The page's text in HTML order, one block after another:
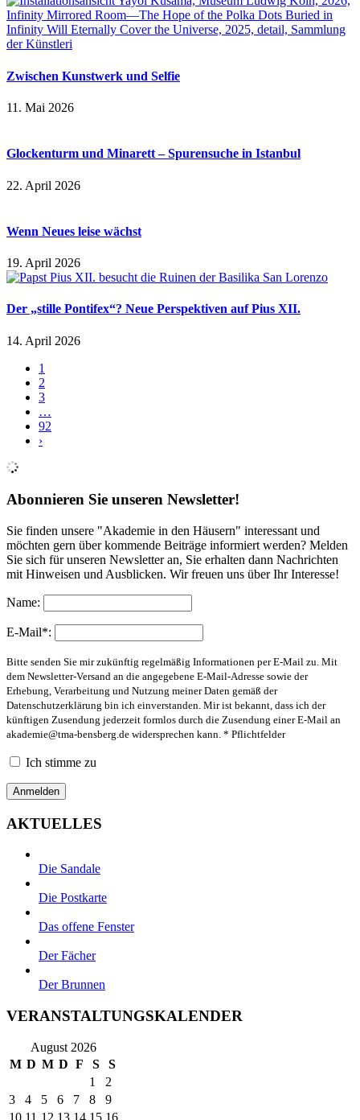
Zwischen Kunstwerk und Selfie
11. Mai 2026
Glockenturm und Minarett – Spurensuche in Istanbul
22. April 2026
Wenn Neues leise wächst
19. April 2026
Der „stille Pontifex“? Neue Perspektiven auf Pius XII.
14. April 2026
1
2
3
…
92
›
Abonnieren Sie unseren Newsletter!
Sie finden unsere "Akademie in den Häusern" interessant und
möchten gern über kommende Beiträge informiert werden? Melden
Sie sich für unseren Newsletter an, Sie erhalten dann Nachrichten
mit Hinweisen und Ausblicken. Wir freuen uns über Ihr Interesse!
Name:
E-Mail*:
Bitte senden Sie mir zukünftig regelmäßig Informationen per E-Mail zu. Mit
dem Newsletter-Versand an die angegebene E-Mail-Adresse sowie der
Erhebung, Verarbeitung und Nutzung meiner Daten gemäß der
Datenschutzerklärung bin ich einverstanden. Mir ist bekannt, dass ich der
künftigen Zusendung jederzeit formlos durch die Zusendung einer E-Mail an
akademie@tma-bensberg.de widersprechen kann. * Pflichtfelder
Ich stimme zu
AKTUELLES
Die Sandale
Die Postkarte
Das offene Fenster
Der Fächer
Der Brunnen
VERANSTALTUNGSKALENDER
August 2026
M D M D F S S
1
2
3
4 5 6 7 8
9
10 11 12 13 14 15 16